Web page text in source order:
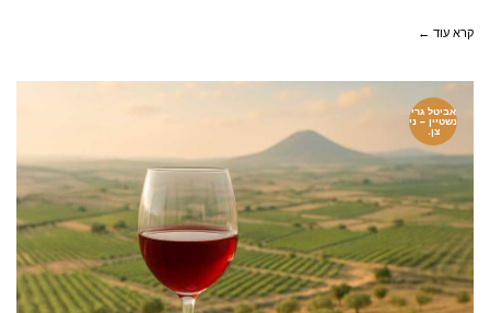
קרא עוד ←
אביטל גרי
נשטיין – ני
צן.